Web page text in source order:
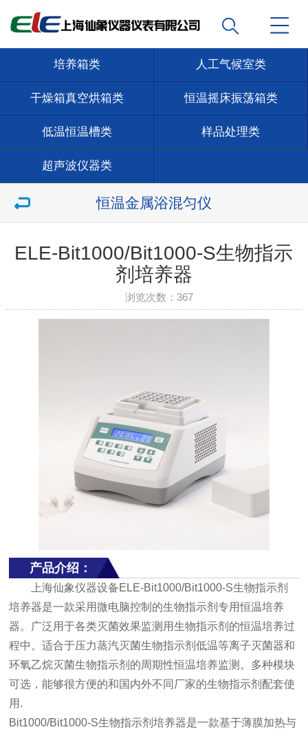
培养箱类 人工气候室类
干燥箱真空烘箱类 恒温摇床振荡箱类
低温恒温槽类 样品处理类
超声波仪器类
恒温金属浴混匀仪
ELE-Bit1000/Bit1000-S生物指示
剂培养器
浏览次数： 367
产品介绍：
上海仙象仪器设备ELE-Bit1000/Bit1000-S生物指示剂
培养器是一款采用微电脑控制的生物指示剂专用恒温培养
器。广泛用于各类灭菌效果监测用生物指示剂的恒温培养过
程中。适合于压力蒸汽灭菌生物指示剂低温等离子灭菌器和
环氧乙烷灭菌生物指示剂的周期性恒温培养监测。多种模块
可选，能够很方便的和国内外不同厂家的生物指示剂配套使
用.
Bit1000/Bit1000-S生物指示剂培养器是一款基于薄膜加热与